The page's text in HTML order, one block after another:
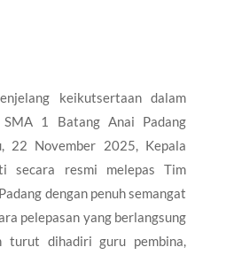
keikutsertaan dalam
1 Batang Anai Padang
22 November 2025, Kepala
secara resmi melepas Tim
dengan penuh semangat
pelepasan yang berlangsung
turut dihadiri guru pembina,